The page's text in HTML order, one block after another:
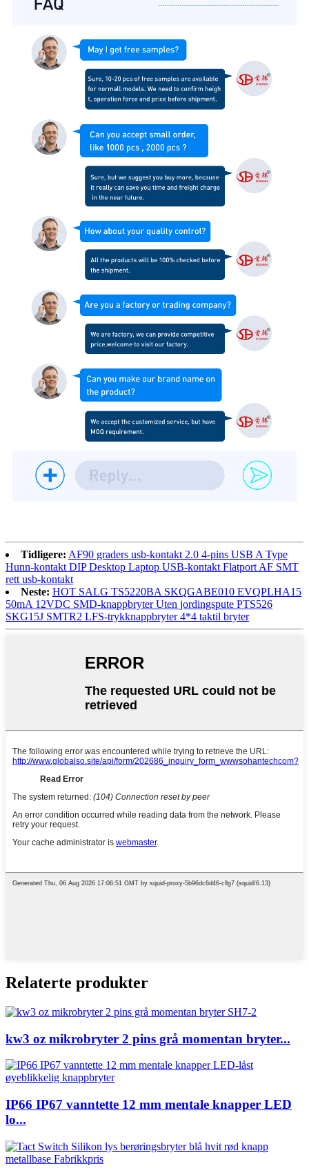
Tidligere: AF90 graders usb-kontakt 2.0 4-pins USB A Type
Hunn-kontakt DIP Desktop Laptop USB-kontakt Flatport AF SMT
rett usb-kontakt
Neste: HOT SALG TS5220BA SKQGABE010 EVQPLHA15
50mA 12VDC SMD-knappbryter Uten jordingspute PTS526
SKG15J SMTR2 LFS-trykknappbryter 4*4 taktil bryter
Relaterte produkter
kw3 oz mikrobryter 2 pins grå momentan bryter...
IP66 IP67 vanntette 12 mm mentale knapper LED
lo...